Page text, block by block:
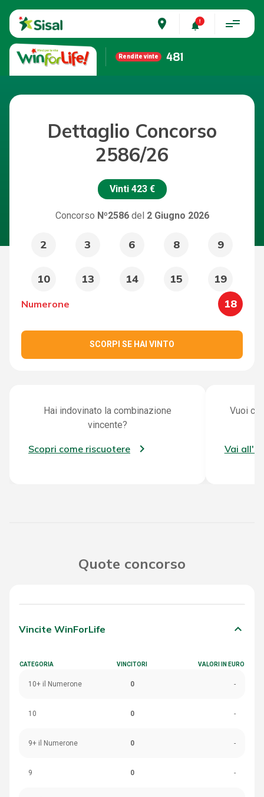
place
Rendite vinte 481
Dettaglio Concorso
2586/26
Vinti 423 €
Concorso Nº2586del 2 Giugno 2026
2 3 6 8 9
10 13 14 15 19
Numerone 18
SCORPI SE HAI VINTO
Hai indovinato la combinazione
vincente?
Scopri come riscuotere
Vuoi
Vai
Quote concorso
Vincite WinForLife keyboard_arrow_down
CATEGORIA VINCITORI VALORI IN EURO
10+ il Numerone 0 -
10 0 -
9+ il Numerone 0 -
9 0 -